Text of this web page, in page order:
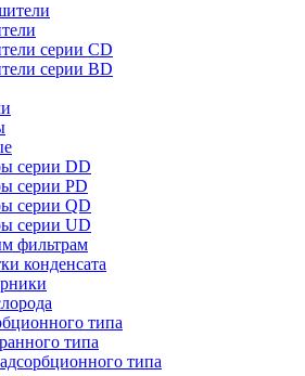
серии CD
серии BD
серии DD
серии PD
серии QD
серии UD
фильтрам
конденсата
типа
типа
типа